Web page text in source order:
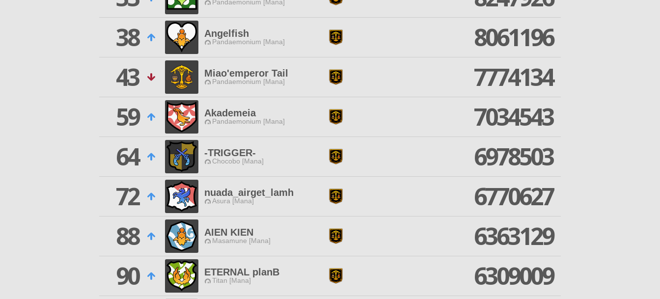
Pandaemonium [Mana]
38
Angelfish
Pandaemonium [Mana]
8061196
43
Miao'emperor Tail
Pandaemonium [Mana]
7774134
59
Akademeia
Pandaemonium [Mana]
7034543
64
-TRIGGER-
Chocobo [Mana]
6978503
72
nuada_airget_lamh
Asura [Mana]
6770627
88
AIEN KIEN
Masamune [Mana]
6363129
90
ETERNAL planB
Titan [Mana]
6309009